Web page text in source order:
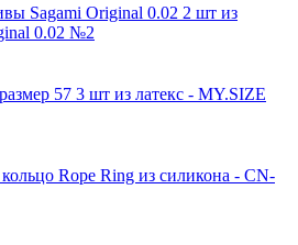
Sagami Original 0.02 2 шт из
0.02 №2
57 3 шт из латекс - MY.SIZE
Rope Ring из силикона - CN-